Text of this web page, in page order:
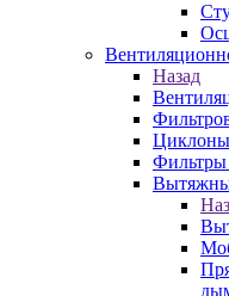
Назад
Циклоны
Фильтры